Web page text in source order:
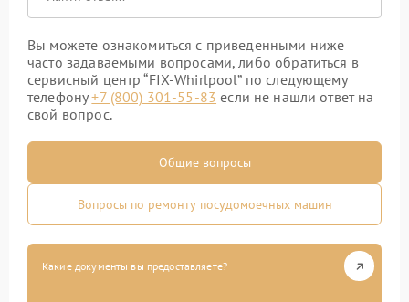
Вы можете ознакомиться с приведенными ниже
часто задаваемыми вопросами, либо обратиться в
сервисный центр “FIX-Whirlpool” по следующему
телефону+7 (800) 301-55-83 если не нашли ответ на
свой вопрос.
Общие вопросы
Вопросы по ремонту посудомоечных машин
Какие документы вы предоставляете?